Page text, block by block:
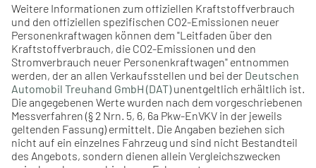
Weitere Informationen zum offiziellen Kraftstoffverbrauch
und den offiziellen spezifischen CO2-Emissionen neuer
Personenkraftwagen können dem "Leitfaden über den
Kraftstoffverbrauch, die CO2-Emissionen und den
Stromverbrauch neuer Personenkraftwagen" entnommen
werden, der an allen Verkaufsstellen und bei der Deutschen
Automobil Treuhand GmbH (DAT)unentgeltlich erhältlich ist.
Die angegebenen Werte wurden nach dem vorgeschriebenen
Messverfahren (§ 2 Nrn. 5, 6, 6a Pkw-EnVKV in der jeweils
geltenden Fassung) ermittelt. Die Angaben beziehen sich
nicht auf ein einzelnes Fahrzeug und sind nicht Bestandteil
des Angebots, sondern dienen allein Vergleichszwecken